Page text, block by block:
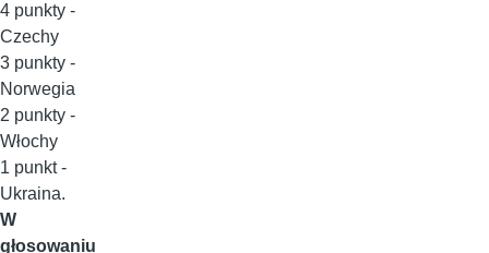
4 punkty -
Czechy
3 punkty -
Norwegia
2 punkty -
Włochy
1 punkt -
Ukraina.
W
głosowaniu